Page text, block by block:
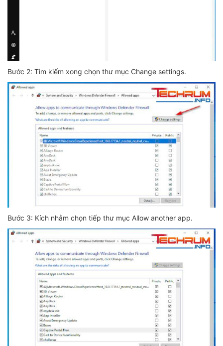
Bước 2: Tìm kiếm xong chọn thư mục Change settings.
Bước 3: Kích nhằm chọn tiếp thư mục Allow another app.